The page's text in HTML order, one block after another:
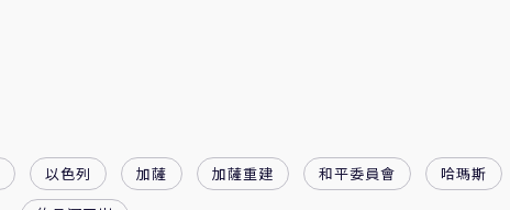
以色列 加薩 加薩重建 和平委員會
哈瑪斯